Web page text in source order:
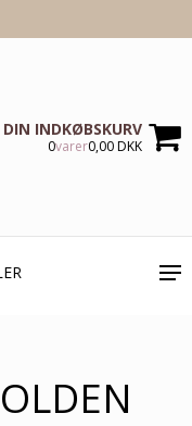
DIN INDKØBSKURV
0varer0,00 DKK